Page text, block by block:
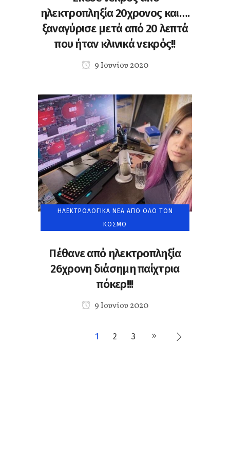
ηλεκτροπληξία 20χρονος και….
ξαναγύρισε μετά από 20 λεπτά
που ήταν κλινικά νεκρός!!
9 Ιουνίου 2020
ΗΛΕΚΤΡΟΛΟΓΙΚΆ ΝΈΑ ΑΠΌ ΌΛΟ ΤΟΝ
ΚΌΣΜΟ
Πέθανε από ηλεκτροπληξία
26χρονη διάσημη παίχτρια
πόκερ!!!
9 Ιουνίου 2020
1 2 3